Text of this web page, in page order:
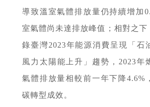
導致溫室氣體排放量仍持續增加
室氣體尚未達排放峰值；相對之下
錄臺灣2023年能源消費呈現「石
風力太陽能上升」趨勢，2023年
氣體排放量相較前一年下降4.6%
碳轉型成效。